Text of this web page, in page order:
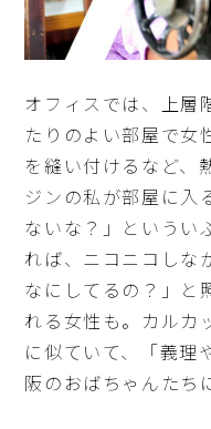
オフィスでは、上層
たりのよい部屋で女
を縫い付けるなど、
ジンの私が部屋に入
ないな？」というい
れば、ニコニコしな
なにしてるの？」と
れる女性も。カルカ
に似ていて、「義理
阪のおばちゃんたち